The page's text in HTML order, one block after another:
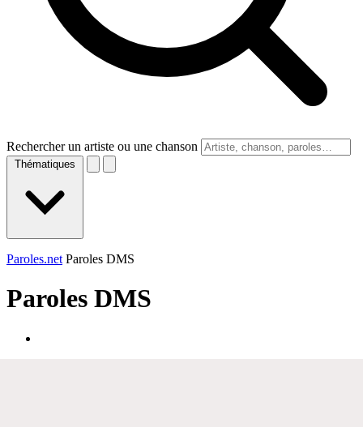
Rechercher un artiste ou une chanson
Thématiques
Paroles.net Paroles DMS
Paroles DMS